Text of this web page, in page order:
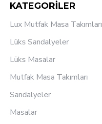
KATEGORİLER
Lux Mutfak Masa Takımları
Lüks Sandalyeler
Lüks Masalar
Mutfak Masa Takımları
Sandalyeler
Masalar